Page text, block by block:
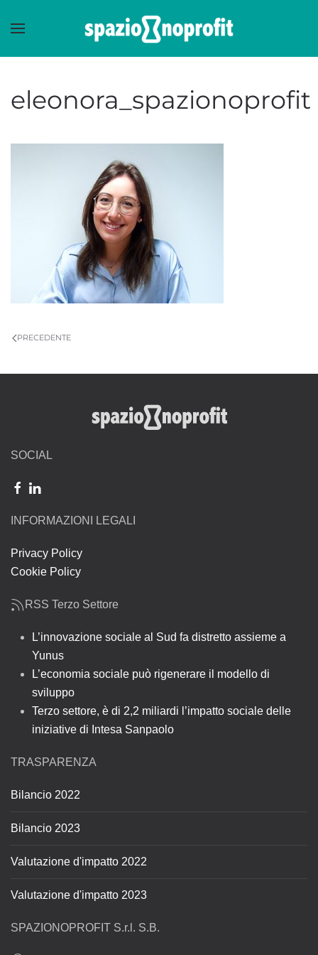
Skip to main content
eleonora_spazionoprofit
PRECEDENTE
SOCIAL
INFORMAZIONI LEGALI
Privacy Policy
Cookie Policy
RSS Terzo Settore
L’innovazione sociale al Sud fa distretto assieme a
Yunus
L’economia sociale può rigenerare il modello di
sviluppo
Terzo settore, è di 2,2 miliardi l’impatto sociale delle
iniziative di Intesa Sanpaolo
TRASPARENZA
Bilancio 2022
Bilancio 2023
Valutazione d'impatto 2022
Valutazione d'impatto 2023
SPAZIONOPROFIT S.r.l. S.B.